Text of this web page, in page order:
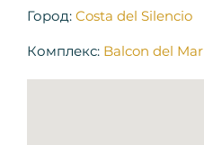
Город: Costa del Silencio
Комплекс: Balcon del Mar